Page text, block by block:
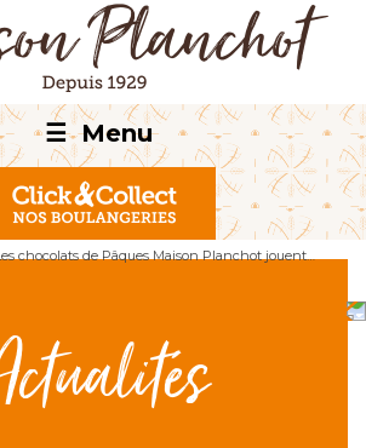
☰ Menu
chocolats de Pâques Maison Planchot jouent…